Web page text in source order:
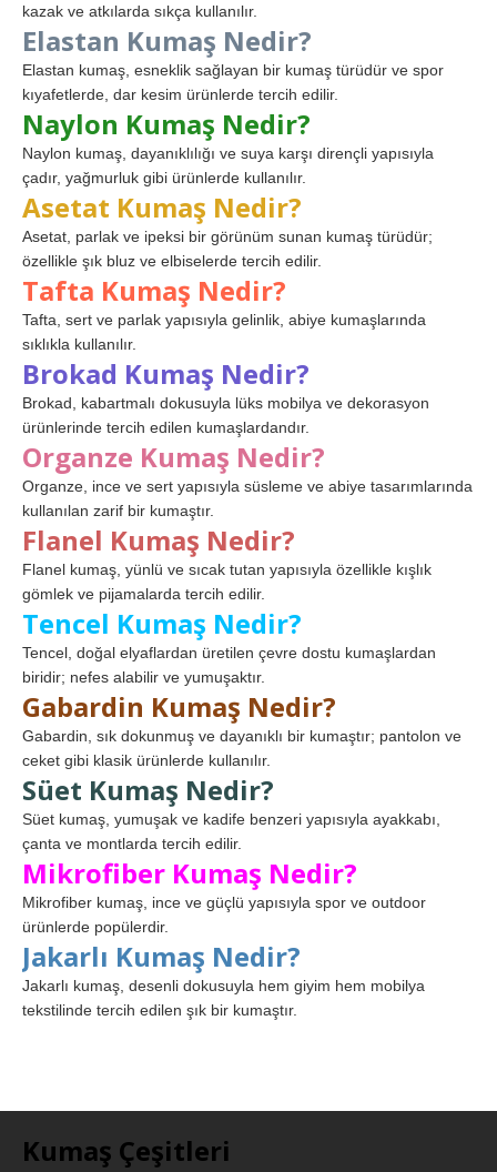
kazak ve atkılarda sıkça kullanılır.
Elastan Kumaş Nedir?
Elastan kumaş, esneklik sağlayan bir kumaş türüdür ve spor
kıyafetlerde, dar kesim ürünlerde tercih edilir.
Naylon Kumaş Nedir?
Naylon kumaş, dayanıklılığı ve suya karşı dirençli yapısıyla
çadır, yağmurluk gibi ürünlerde kullanılır.
Asetat Kumaş Nedir?
Asetat, parlak ve ipeksi bir görünüm sunan kumaş türüdür;
özellikle şık bluz ve elbiselerde tercih edilir.
Tafta Kumaş Nedir?
Tafta, sert ve parlak yapısıyla gelinlik, abiye kumaşlarında
sıklıkla kullanılır.
Brokad Kumaş Nedir?
Brokad, kabartmalı dokusuyla lüks mobilya ve dekorasyon
ürünlerinde tercih edilen kumaşlardandır.
Organze Kumaş Nedir?
Organze, ince ve sert yapısıyla süsleme ve abiye tasarımlarında
kullanılan zarif bir kumaştır.
Flanel Kumaş Nedir?
Flanel kumaş, yünlü ve sıcak tutan yapısıyla özellikle kışlık
gömlek ve pijamalarda tercih edilir.
Tencel Kumaş Nedir?
Tencel, doğal elyaflardan üretilen çevre dostu kumaşlardan
biridir; nefes alabilir ve yumuşaktır.
Gabardin Kumaş Nedir?
Gabardin, sık dokunmuş ve dayanıklı bir kumaştır; pantolon ve
ceket gibi klasik ürünlerde kullanılır.
Süet Kumaş Nedir?
Süet kumaş, yumuşak ve kadife benzeri yapısıyla ayakkabı,
çanta ve montlarda tercih edilir.
Mikrofiber Kumaş Nedir?
Mikrofiber kumaş, ince ve güçlü yapısıyla spor ve outdoor
ürünlerde popülerdir.
Jakarlı Kumaş Nedir?
Jakarlı kumaş, desenli dokusuyla hem giyim hem mobilya
tekstilinde tercih edilen şık bir kumaştır.
Kumaş Çeşitleri